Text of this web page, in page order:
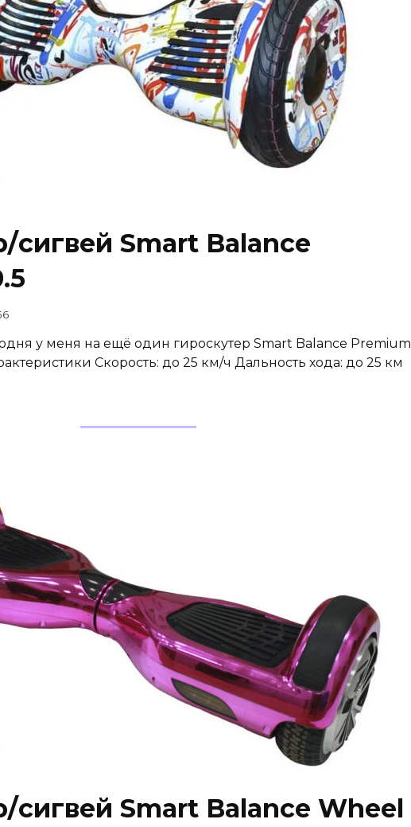
сигвей Smart Balance
у меня на ещё один гироскутер Smart Balance Premium
Скорость: до 25 км/ч Дальность хода: до 25 км
сигвей Smart Balance Wheel